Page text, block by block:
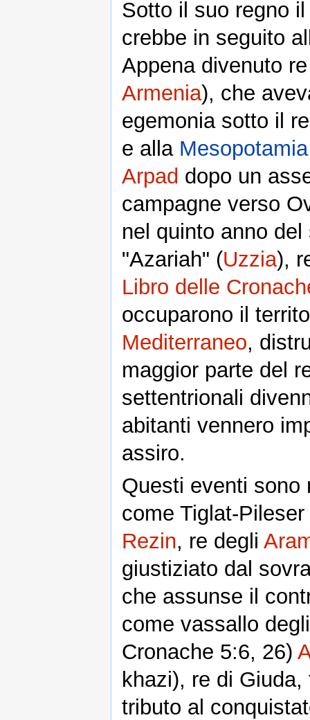
Sotto il suo regno
crebbe in seguito
Appena divenuto
Armenia), che
egemonia sotto il
e alla Mesopotamia
Arpad dopo un
campagne verso
nel quinto anno del
"Azariah" (Uzzia),
Libro delle
occuparono il
Mediterraneo,
maggior parte del
settentrionali
abitanti vennero
assiro.
Questi eventi
come Tiglat-
Rezin, re degli
giustiziato dal
che assunse il
come vassallo
Cronache 5:6, 26)
khazi), re di
tributo al